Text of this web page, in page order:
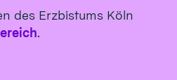
des Erzbistums Köln
.